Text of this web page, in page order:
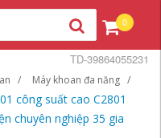
0
Máy khoan đa năng
công suất cao C2801
chuyên nghiệp 35 gia
TD-39864055231